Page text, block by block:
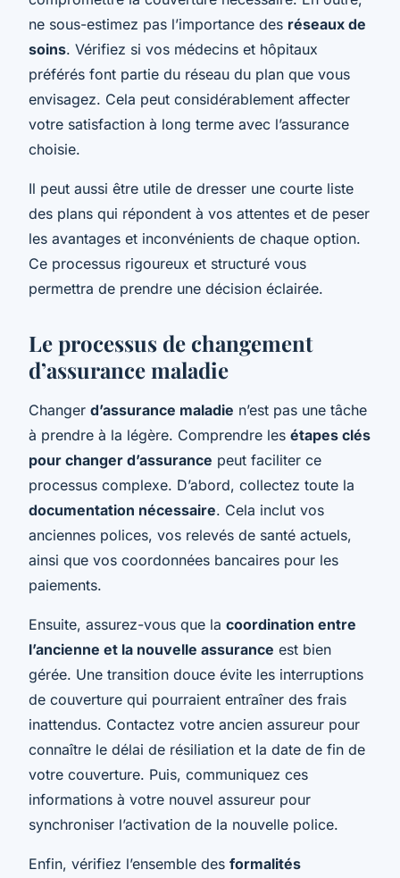
ne sous-estimez pas l’importance des réseaux de
soins. Vérifiez si vos médecins et hôpitaux
préférés font partie du réseau du plan que vous
envisagez. Cela peut considérablement affecter
votre satisfaction à long terme avec l’assurance
choisie.
Il peut aussi être utile de dresser une courte liste
des plans qui répondent à vos attentes et de peser
les avantages et inconvénients de chaque option.
Ce processus rigoureux et structuré vous
permettra de prendre une décision éclairée.
Le processus de changement
d’assurance maladie
Changer d’assurance maladie n’est pas une tâche
à prendre à la légère. Comprendre les étapes clés
pour changer d’assurance peut faciliter ce
processus complexe. D’abord, collectez toute la
documentation nécessaire. Cela inclut vos
anciennes polices, vos relevés de santé actuels,
ainsi que vos coordonnées bancaires pour les
paiements.
Ensuite, assurez-vous que la coordination entre
l’ancienne et la nouvelle assurance est bien
gérée. Une transition douce évite les interruptions
de couverture qui pourraient entraîner des frais
inattendus. Contactez votre ancien assureur pour
connaître le délai de résiliation et la date de fin de
votre couverture. Puis, communiquez ces
informations à votre nouvel assureur pour
synchroniser l’activation de la nouvelle police.
Enfin, vérifiez l’ensemble des formalités